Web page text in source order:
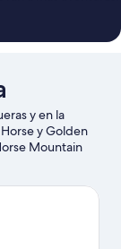
y en la
y Golden
Mountain
de los
Lights.